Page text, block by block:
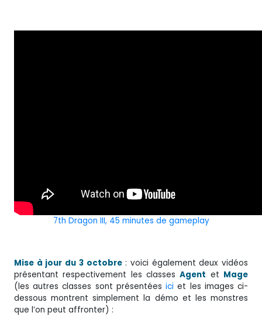
7th Dragon III, 45 minutes de gameplay
Mise à jour du 3 octobre: voici également deux vidéos
présentant respectivement les classesAgent et Mage
(les autres classes sont présentéesici et les images ci-
dessous montrent simplement la démo et les monstres
que l’on peut affronter) :